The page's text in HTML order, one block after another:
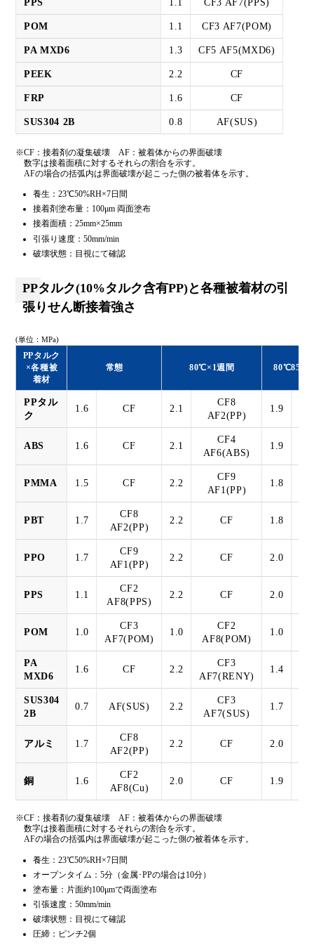
PPS 1.1 CF3 AF7(PPS)
POM 1.1 CF3 AF7(POM)
PA MXD6 1.3 CF5 AF5(MXD6)
PEEK 2.2 CF
FRP 1.6 CF
SUS304 2B 0.8 AF(SUS)
※CF：接着剤の凝集破壊 AF：被着体からの界面破壊
数字は接着面積に対するそれらの割合を示す。
AFの場合の括弧内は界面破壊が起こった側の被着体を示す。
養生：23℃50%RH×7日間
接着剤塗布量：100μm 両面塗布
接着面積：25mm×25mm
引張り速度：50mm/min
破壊状態：目視にて確認
PPタルク(10%タルク含有PP)と各種被着材の引
張りせん断接着強さ
(単位：MPa)
PPタルク
×各種被
着材
常態 80℃×1週間
PPタル
ク
1.6 CF 2.1
CF8
AF2(PP)
1.9
ABS 1.6 CF 2.1
CF4
AF6(ABS)
1.9
PMMA 1.5 CF 2.2
CF9
AF1(PP)
1.8
PBT 1.7
CF8
AF2(PP)
2.2 CF 1.8
PPO 1.7
CF9
AF1(PP)
2.2 CF 2.0
PPS 1.1
CF2
AF8(PPS)
2.2 CF 2.0
POM 1.0
CF3
AF7(POM)
1.0
CF2
AF8(POM)
1.0
PA
MXD6
1.6 CF 2.2
CF3
AF7(RENY)
1.4
SUS304
2B
0.7 AF(SUS) 2.2
CF3
AF7(SUS)
1.7
アルミ 1.7
CF8
AF2(PP)
2.2 CF 2.0
銅 1.6
CF2
AF8(Cu)
2.0 CF 1.9
※CF：接着剤の凝集破壊 AF：被着体からの界面破壊
数字は接着面積に対するそれらの割合を示す。
AFの場合の括弧内は界面破壊が起こった側の被着体を示す。
養生：23℃50%RH×7日間
オープンタイム：5分（金属･PPの場合は10分）
塗布量：片面約100μmで両面塗布
引張速度：50mm/min
破壊状態：目視にて確認
圧締：ピンチ2個